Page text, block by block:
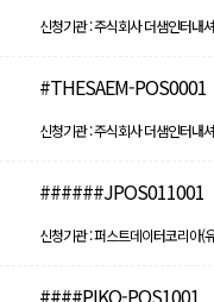
신청기관 : 주식회사 더샘인터내
#THESAEM-POS0001
신청기관 : 주식회사 더샘인터내
######JPOS011001
신청기관 : 퍼스트데이터코리아(
####PIKO-POS1001